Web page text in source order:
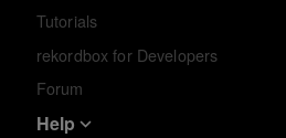
Tutorials
rekordbox for Developers
Forum
Help